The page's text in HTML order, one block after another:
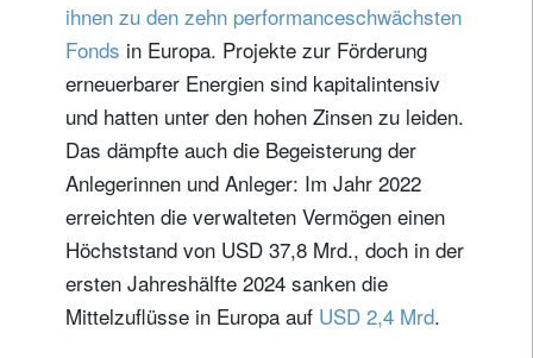
ihnen zu den zehn performanceschwächsten
Fonds in Europa. Projekte zur Förderung
erneuerbarer Energien sind kapitalintensiv
und hatten unter den hohen Zinsen zu leiden.
Das dämpfte auch die Begeisterung der
Anlegerinnen und Anleger: Im Jahr 2022
erreichten die verwalteten Vermögen einen
Höchststand von USD 37,8 Mrd., doch in der
ersten Jahreshälfte 2024 sanken die
Mittelzuflüsse in Europa auf USD 2,4 Mrd.